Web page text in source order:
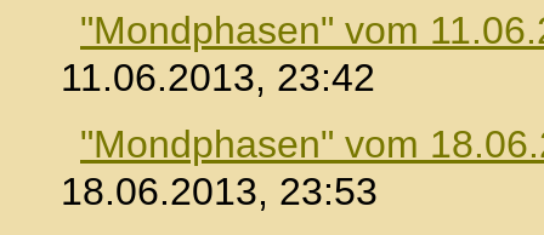
"Mondphasen" vom
11.06.2013, 23:42
"Mondphasen" vom
18.06.2013, 23:53